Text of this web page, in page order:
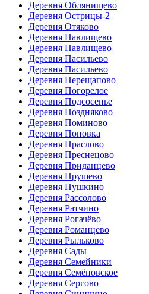
Деревня Облянищево
Деревня Острицы-2
Деревня Отяково
Деревня Павлищево
Деревня Павлищево
Деревня Пасильево
Деревня Пасильево
Деревня Перещапово
Деревня Погорелое
Деревня Подсосенье
Деревня Поздняково
Деревня Поминово
Деревня Поповка
Деревня Праслово
Деревня Преснецово
Деревня Приданцево
Деревня Прушево
Деревня Пушкино
Деревня Рассолово
Деревня Ратчино
Деревня Рогачёво
Деревня Романцево
Деревня Рыльково
Деревня Сады
Деревня Семейники
Деревня Семёновское
Деревня Сергово